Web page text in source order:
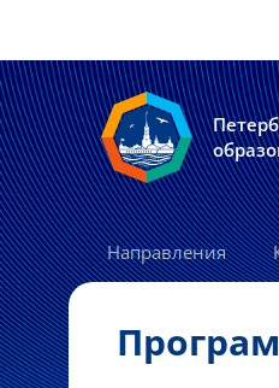
Направления